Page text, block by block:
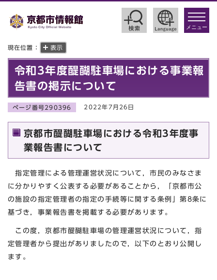
toggle
メニュー
現在位置： 表示
令和3年度醍醐駐車場における事業報
告書の掲示について
ページ番号290396 2022年7月26日
京都市醍醐駐車場における令和3年度事
業報告書について
指定管理による管理運営状況について，市民のみなさま
に分かりやすく公表する必要があることから，「京都市公
の施設の指定管理者の指定の手続等に関する条例」第8条に
基づき，事業報告書を掲載する必要があります。
この度，京都市醍醐駐車場の管理運営状況について，指
定管理者から提出がありましたので，以下のとおり公開し
ます。